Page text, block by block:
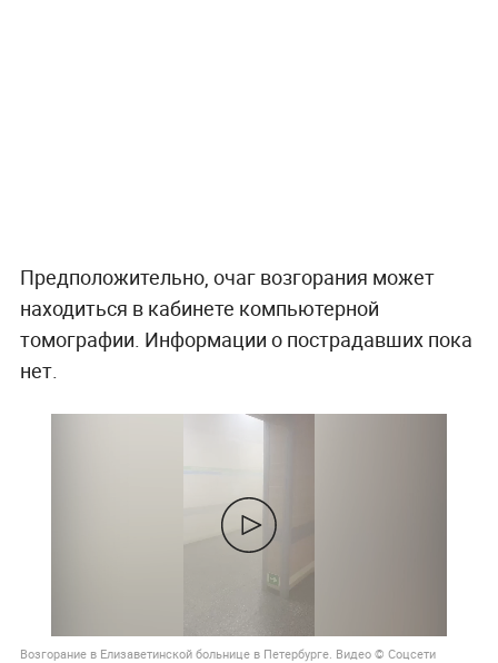
Предположительно, очаг возгорания может
находиться в кабинете компьютерной
томографии. Информации о пострадавших пока
нет.
Возгорание в Елизаветинской больнице в Петербурге. Видео © Соцсети